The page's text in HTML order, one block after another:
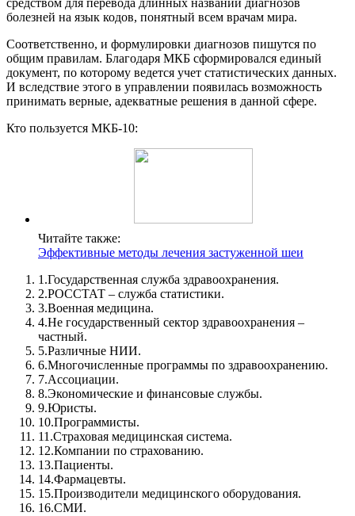
средством для перевода длинных названий диагнозов
болезней на язык кодов, понятный всем врачам мира.
Соответственно, и формулировки диагнозов пишутся по
общим правилам. Благодаря МКБ сформировался единый
документ, по которому ведется учет статистических данных.
И вследствие этого в управлении появилась возможность
принимать верные, адекватные решения в данной сфере.
Кто пользуется МКБ-10:
Читайте также:
Эффективные методы лечения застуженной шеи
1.Государственная служба здравоохранения.
2.РОССТАТ – служба статистики.
3.Военная медицина.
4.Не государственный сектор здравоохранения –
частный.
5.Различные НИИ.
6.Многочисленные программы по здравоохранению.
7.Ассоциации.
8.Экономические и финансовые службы.
9.Юристы.
10.Программисты.
11.Страховая медицинская система.
12.Компании по страхованию.
13.Пациенты.
14.Фармацевты.
15.Производители медицинского оборудования.
16.СМИ.